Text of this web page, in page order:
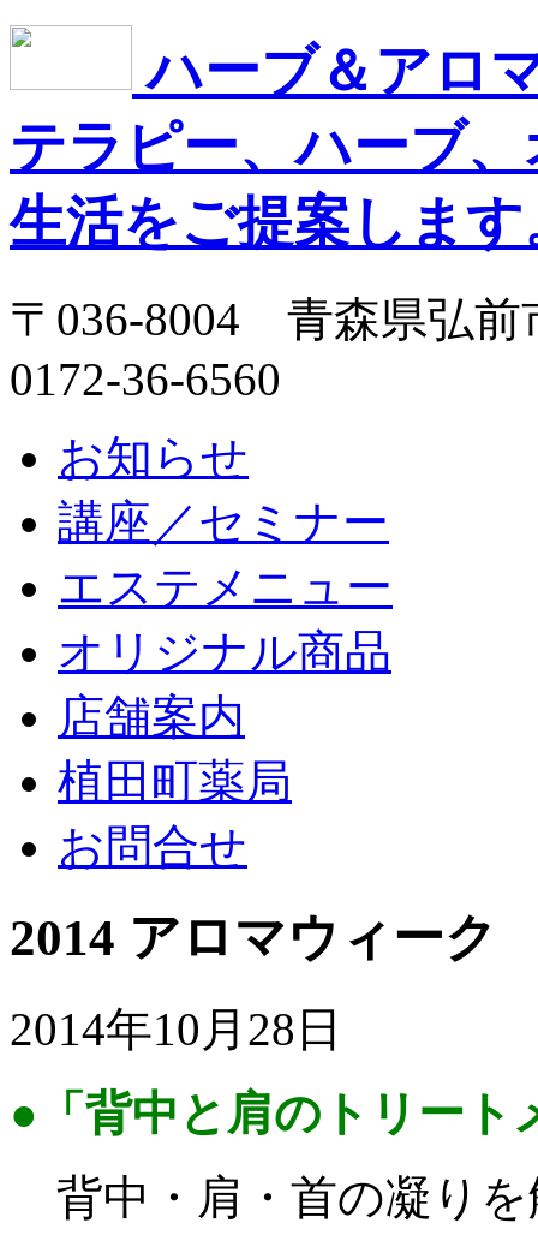
ハーブ＆アロ
テラピー、ハーブ
生活をご提案しま
〒036-8004 青森県弘
0172-36-6560
お知らせ
講座／セミナー
エステメニュー
オリジナル商品
店舗案内
植田町薬局
お問合せ
2014 アロマウィーク
2014年10月28日
●「背中と肩のトリート
背中・肩・首の凝り